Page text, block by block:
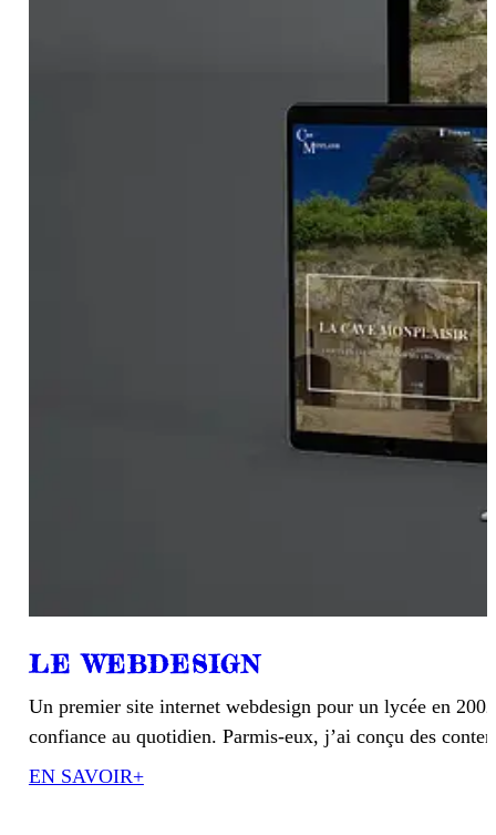
LE WEBDESIGN
Un premier site internet webdesign pour un lycée en
confiance au quotidien. Parmis-eux, j’ai conçu des
EN SAVOIR+